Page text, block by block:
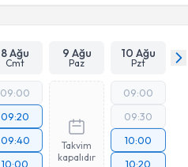
8 Ağu
Cmt
9 Ağu
Paz
10 Ağu
Pzt
09:00
09:20
09:40
10:00
Takvim
kapalıdır
09:00
09:30
10:00
10:20